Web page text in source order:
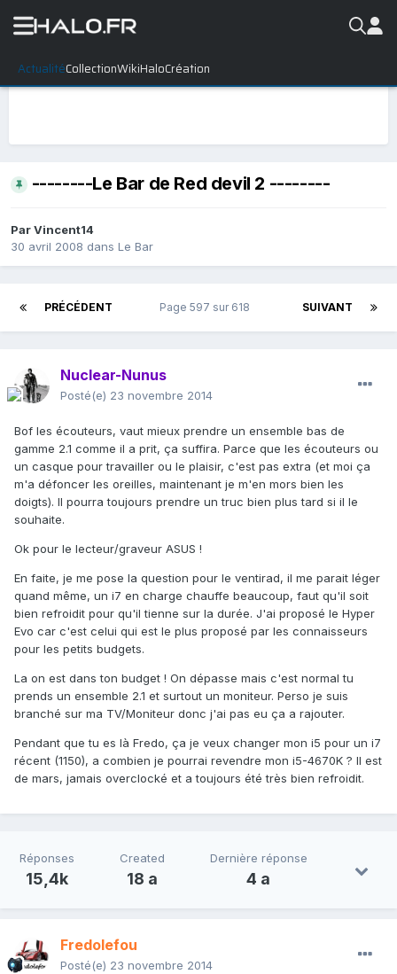
ActualitéCollectionWikiHaloCréation
--------Le Bar de Red devil 2 --------
ParVincent14
30 avril 2008 dans Le Bar
PRÉCÉDENT SUIVANT
Page 597 sur 618
Nuclear-Nunus
Posté(e) 23 novembre 2014
Bof les écouteurs, vaut mieux prendre un ensemble bas de
gamme 2.1 comme il a prit, ça suffira. Parce que les écouteurs ou
un casque pour travailler ou le plaisir, c'est pas extra (et moi ça
m'a défoncer les oreilles, maintenant je m'en mors bien les
doigts). Il pourra toujours prendre un truc bien plus tard si il le
souhaite.
Ok pour le lecteur/graveur ASUS !
En faite, je me pose la question pour le ventirad, il me parait léger
quand même, un i7 en charge chauffe beaucoup, faut qu'il soit
bien refroidit pour qu'il tienne sur la durée. J'ai proposé le Hyper
Evo car c'est celui qui est le plus proposé par les connaisseurs
pour les petits budgets.
La on est dans ton budget ! On dépasse mais c'est normal tu
prends un ensemble 2.1 et surtout un moniteur. Perso je suis
branché sur ma TV/Moniteur donc j'ai pas eu ça a rajouter.
Pendant que tu es là Fredo, ça je veux changer mon i5 pour un i7
récent (1150), a combien je pourrai revendre mon i5-4670K ? Il est
de mars, jamais overclocké et a toujours été très bien refroidit.
Réponses
15,4k
Created
18 a
Dernière réponse
4 a
Fredolefou
Posté(e) 23 novembre 2014